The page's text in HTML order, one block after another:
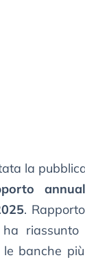
la
.
ha
banche